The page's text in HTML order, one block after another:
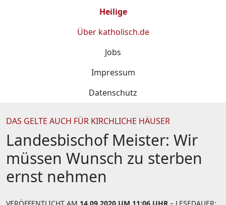
Heilige
Über katholisch.de
Jobs
Impressum
Datenschutz
DAS GELTE AUCH FÜR KIRCHLICHE HÄUSER
Landesbischof Meister: Wir
müssen Wunsch zu sterben
ernst nehmen